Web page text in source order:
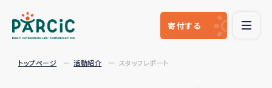
寄付する
トップページ 活動紹介 スタッフレポート